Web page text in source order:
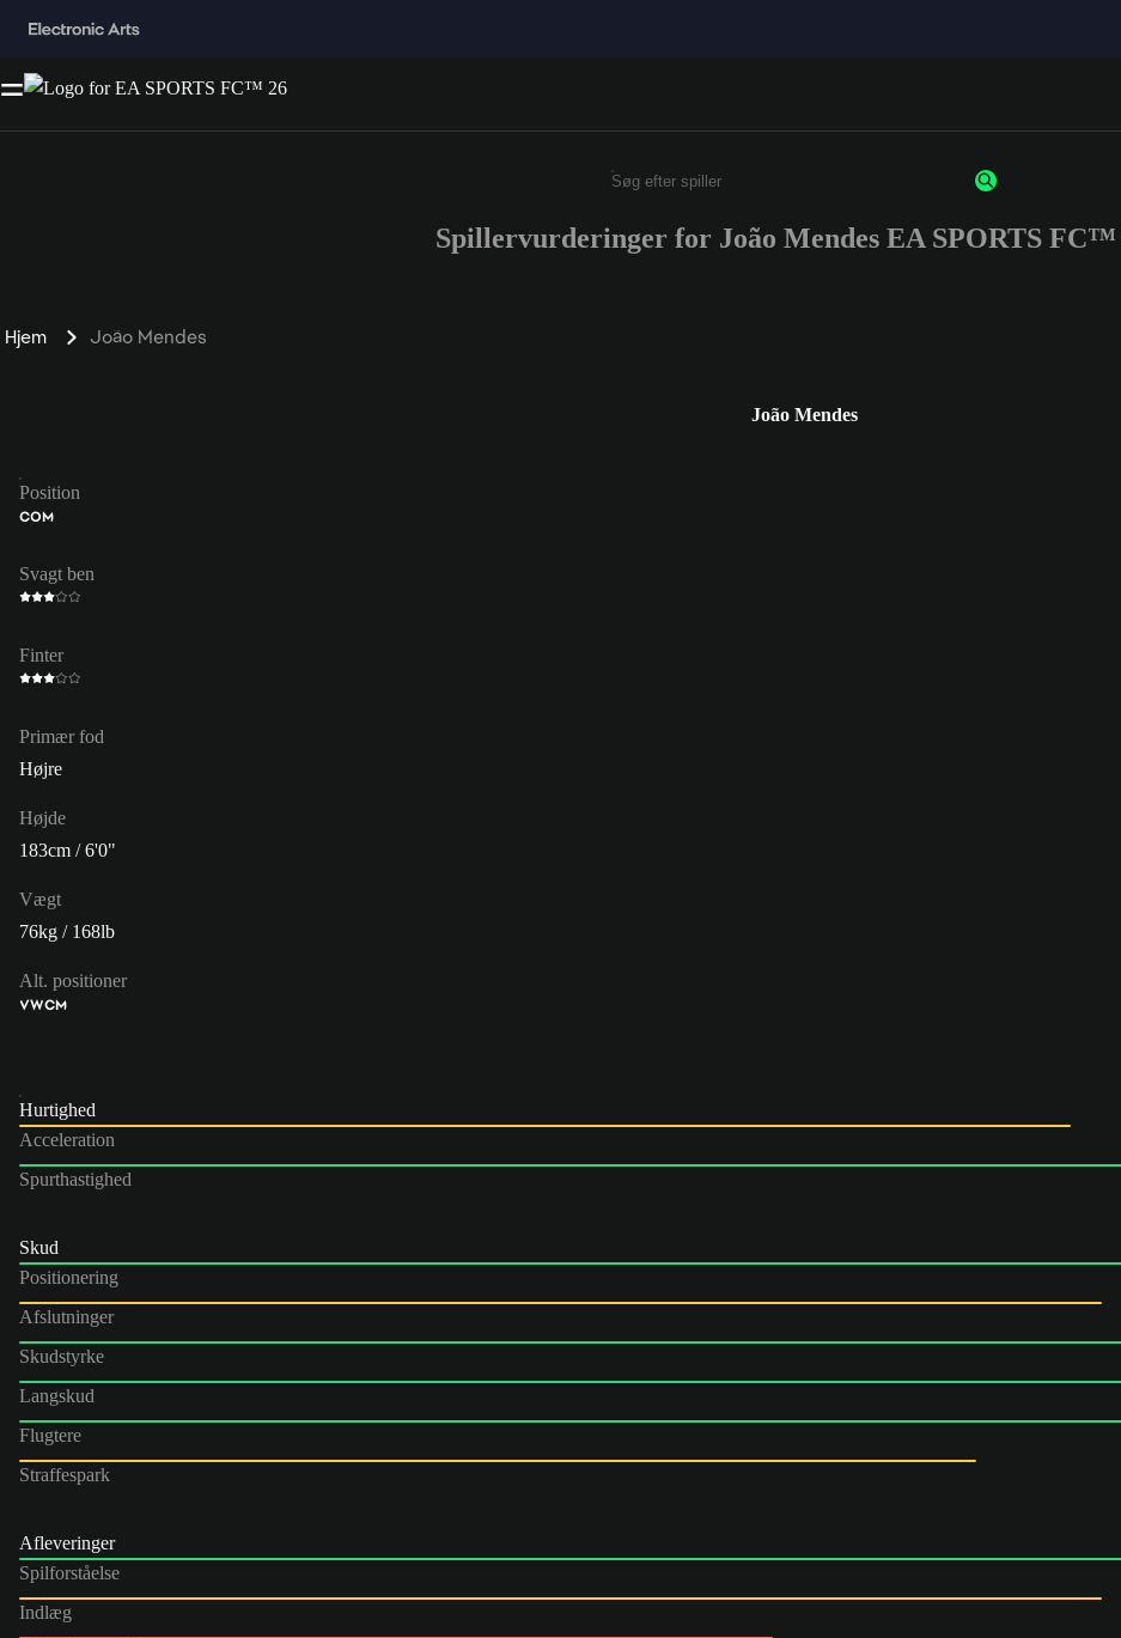
Enter a minimum of 3 characters or numbers
Spillervurderinger for João Mendes EA SPORTS FC™
Hjem João Mendes
João Mendes
Position
COM
Svagt ben
Finter
Primær fod
Højre
Højde
183cm / 6'0"
Vægt
76kg / 168lb
Alt. positioner
VWCM
Hurtighed
Acceleration
Spurthastighed
Skud
Positionering
Afslutninger
Skudstyrke
Langskud
Flugtere
Straffespark
Afleveringer
Spilforståelse
Indlæg